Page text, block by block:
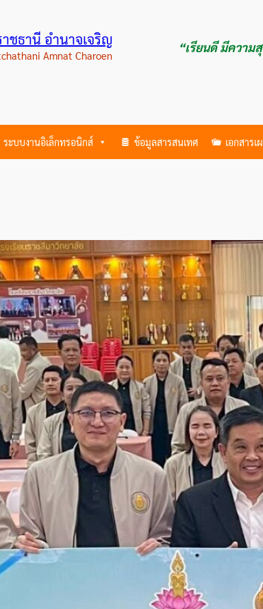
ชธานี อำนาจเจริญ
Amnat Charoen
“เรียนดี มีความ
ระบบงานอิเล็กทรอนิกส์ ข้อมูลสารสนเทศ เอกสารเ